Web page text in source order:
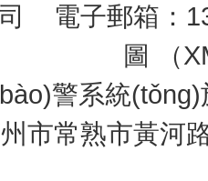
電子郵箱：
圖 （
警系統
市常熟市黃河